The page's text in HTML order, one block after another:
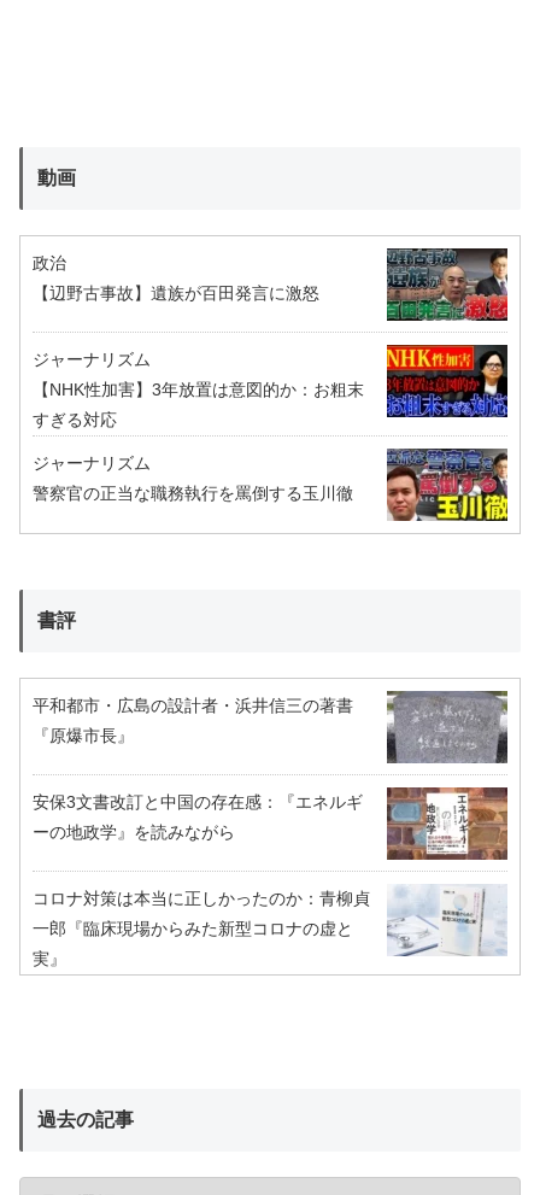
動画
政治
【辺野古事故】遺族が百田発言に激怒
ジャーナリズム
【NHK性加害】3年放置は意図的か：お粗末
すぎる対応
ジャーナリズム
警察官の正当な職務執行を罵倒する玉川徹
書評
平和都市・広島の設計者・浜井信三の著書
『原爆市長』
安保3文書改訂と中国の存在感：『エネルギ
ーの地政学』を読みながら
コロナ対策は本当に正しかったのか：青柳貞
一郎『臨床現場からみた新型コロナの虚と
実』
過去の記事